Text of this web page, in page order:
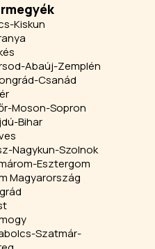
Kiskun
Abaúj-Zemplén
Csanád
Moson-Sopron
Bihar
Nagykun-Szolnok
Esztergom
Magyarország
Szatmár-